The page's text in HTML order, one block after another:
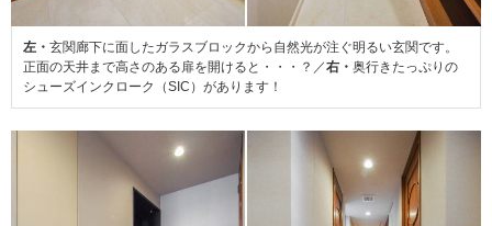
左・ 玄関廊下に面したガラスブロックから自然光が注ぐ明るい玄関です。
正面の天井まで高さのある扉を開けると・・・？／右・ 奥行きたっぷりの
シューズインクローク（SIC）があります！